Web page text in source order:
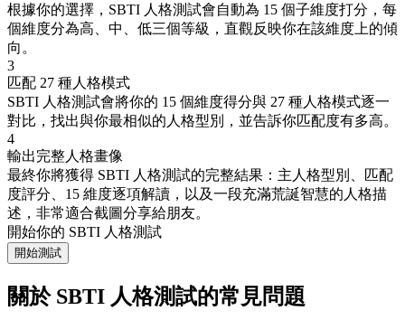
根據你的選擇，SBTI 人格測試會自動為 15 個子維度打分，每
個維度分為高、中、低三個等級，直觀反映你在該維度上的傾
向。
3
匹配 27 種人格模式
SBTI 人格測試會將你的 15 個維度得分與 27 種人格模式逐一
對比，找出與你最相似的人格型別，並告訴你匹配度有多高。
4
輸出完整人格畫像
最終你將獲得 SBTI 人格測試的完整結果：主人格型別、匹配
度評分、15 維度逐項解讀，以及一段充滿荒誕智慧的人格描
述，非常適合截圖分享給朋友。
開始你的 SBTI 人格測試
開始測試
關於 SBTI 人格測試的常見問題